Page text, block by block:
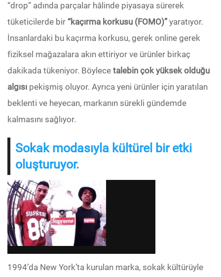
“drop” adında parçalar hâlinde piyasaya sürerek
tüketicilerde bir “kaçırma korkusu (FOMO)” yaratıyor.
İnsanlardaki bu kaçırma korkusu, gerek online gerek
fiziksel mağazalara akın ettiriyor ve ürünler birkaç
dakikada tükeniyor. Böylece talebin çok yüksek olduğu
algısı pekişmiş oluyor. Ayrıca yeni ürünler için yaratılan
beklenti ve heyecan, markanın sürekli gündemde
kalmasını sağlıyor.
Sokak modasıyla kültürel bir etki
oluşturuyor.
1994’da New York’ta kurulan marka, sokak kültürüyle